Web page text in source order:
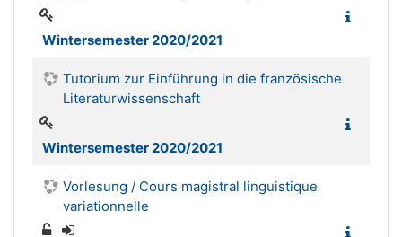
Wintersemester 2020/2021
Tutorium zur Einführung in die französische
Literaturwissenschaft
Wintersemester 2020/2021
Vorlesung / Cours magistral linguistique
variationnelle